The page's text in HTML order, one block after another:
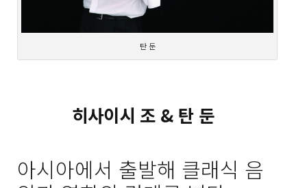
탄 둔
히사이시 조 & 탄 둔
아시아에서 출발해 클래식 음